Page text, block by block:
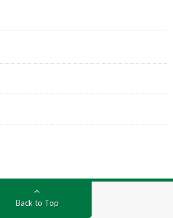
Back to Top